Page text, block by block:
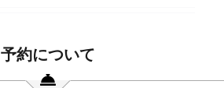
予約について